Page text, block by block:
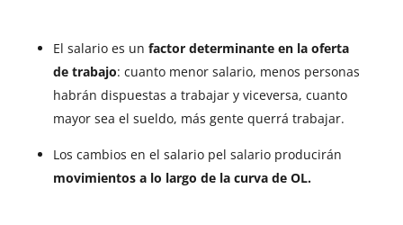
El salario es un factor determinante en la oferta
de trabajo: cuanto menor salario, menos personas
habrán dispuestas a trabajar y viceversa, cuanto
mayor sea el sueldo, más gente querrá trabajar.
Los cambios en el salario pel salario producirán
movimientos a lo largo de la curva de OL.